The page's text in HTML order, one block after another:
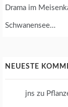
Drama im
Schwanensee…
NEUESTE
jns zu